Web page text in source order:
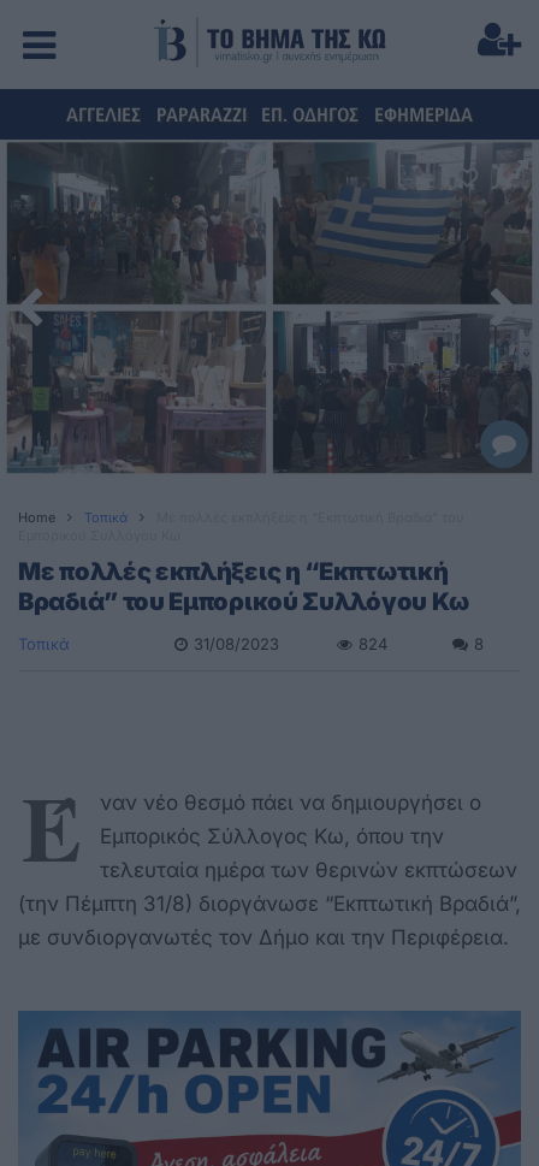
ΑΓΓΕΛΙΕΣ PAPARAZZI ΕΠ. ΟΔΗΓΟΣ ΕΦΗΜΕΡΙΔΑ
Home Τοπικά
Mε πολλές εκπλήξεις η “Εκπτωτική
Βραδιά” του Εμπορικού Συλλόγου Κω
Τοπικά 31/08/2023 824 8
Έ
ναν νέο θεσμό πάει να δημιουργήσει ο
Εμπορικός Σύλλογος Κω, όπου την
τελευταία ημέρα των θερινών εκπτώσεων
(την Πέμπτη 31/8) διοργάνωσε “Εκπτωτική Βραδιά”,
με συνδιοργανωτές τον Δήμο και την Περιφέρεια.